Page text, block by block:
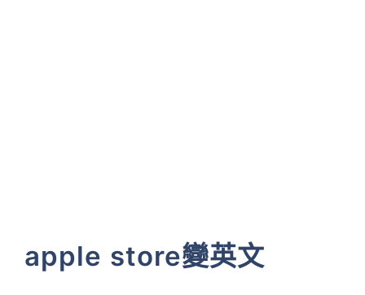
apple store變英文